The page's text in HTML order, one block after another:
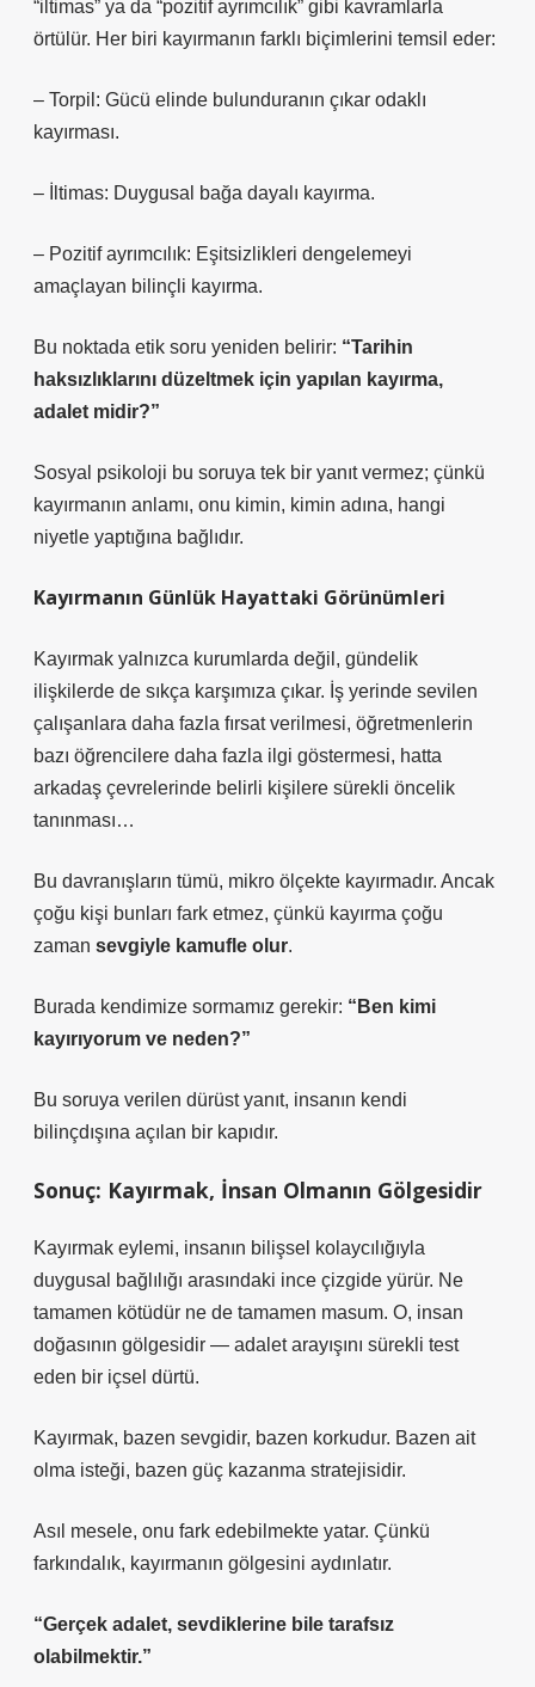
“iltimas” ya da “pozitif ayrımcılık” gibi kavramlarla
örtülür. Her biri kayırmanın farklı biçimlerini temsil eder:
– Torpil: Gücü elinde bulunduranın çıkar odaklı
kayırması.
– İltimas: Duygusal bağa dayalı kayırma.
– Pozitif ayrımcılık: Eşitsizlikleri dengelemeyi
amaçlayan bilinçli kayırma.
Bu noktada etik soru yeniden belirir: “Tarihin
haksızlıklarını düzeltmek için yapılan kayırma,
adalet midir?”
Sosyal psikoloji bu soruya tek bir yanıt vermez; çünkü
kayırmanın anlamı, onu kimin, kimin adına, hangi
niyetle yaptığına bağlıdır.
Kayırmanın Günlük Hayattaki Görünümleri
Kayırmak yalnızca kurumlarda değil, gündelik
ilişkilerde de sıkça karşımıza çıkar. İş yerinde sevilen
çalışanlara daha fazla fırsat verilmesi, öğretmenlerin
bazı öğrencilere daha fazla ilgi göstermesi, hatta
arkadaş çevrelerinde belirli kişilere sürekli öncelik
tanınması…
Bu davranışların tümü, mikro ölçekte kayırmadır. Ancak
çoğu kişi bunları fark etmez, çünkü kayırma çoğu
zaman sevgiyle kamufle olur.
Burada kendimize sormamız gerekir: “Ben kimi
kayırıyorum ve neden?”
Bu soruya verilen dürüst yanıt, insanın kendi
bilinçdışına açılan bir kapıdır.
Sonuç: Kayırmak, İnsan Olmanın Gölgesidir
Kayırmak eylemi, insanın bilişsel kolaycılığıyla
duygusal bağlılığı arasındaki ince çizgide yürür. Ne
tamamen kötüdür ne de tamamen masum. O, insan
doğasının gölgesidir — adalet arayışını sürekli test
eden bir içsel dürtü.
Kayırmak, bazen sevgidir, bazen korkudur. Bazen ait
olma isteği, bazen güç kazanma stratejisidir.
Asıl mesele, onu fark edebilmekte yatar. Çünkü
farkındalık, kayırmanın gölgesini aydınlatır.
“Gerçek adalet, sevdiklerine bile tarafsız
olabilmektir.”